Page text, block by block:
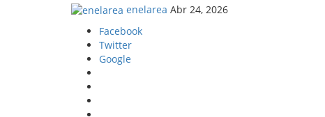
enelarea Abr 24, 2026
Facebook
Twitter
Google